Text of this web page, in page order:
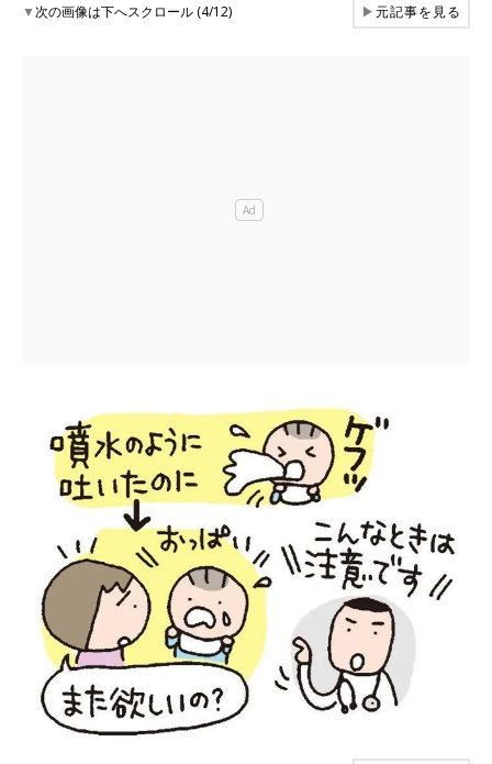
▼次の画像は下へスクロール (4/12) ▶元記事を見る